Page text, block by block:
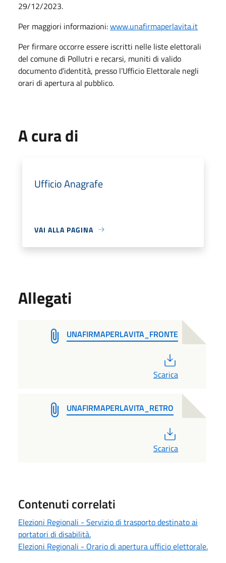
29/12/2023.
Per maggiori informazioni:www.unafirmaperlavita.it
Per firmare occorre essere iscritti nelle liste elettorali
del comune di Pollutri e recarsi, muniti di valido
documento d’identità, presso l’Ufficio Elettorale negli
orari di apertura al pubblico.
A cura di
Ufficio Anagrafe
VAI ALLA PAGINA
Allegati
UNAFIRMAPERLAVITA_FRONTE
Scarica
UNAFIRMAPERLAVITA_RETRO
Scarica
Contenuti correlati
Elezioni Regionali - Servizio di trasporto destinato ai
portatori di disabilità.
Elezioni Regionali - Orario di apertura ufficio elettorale.